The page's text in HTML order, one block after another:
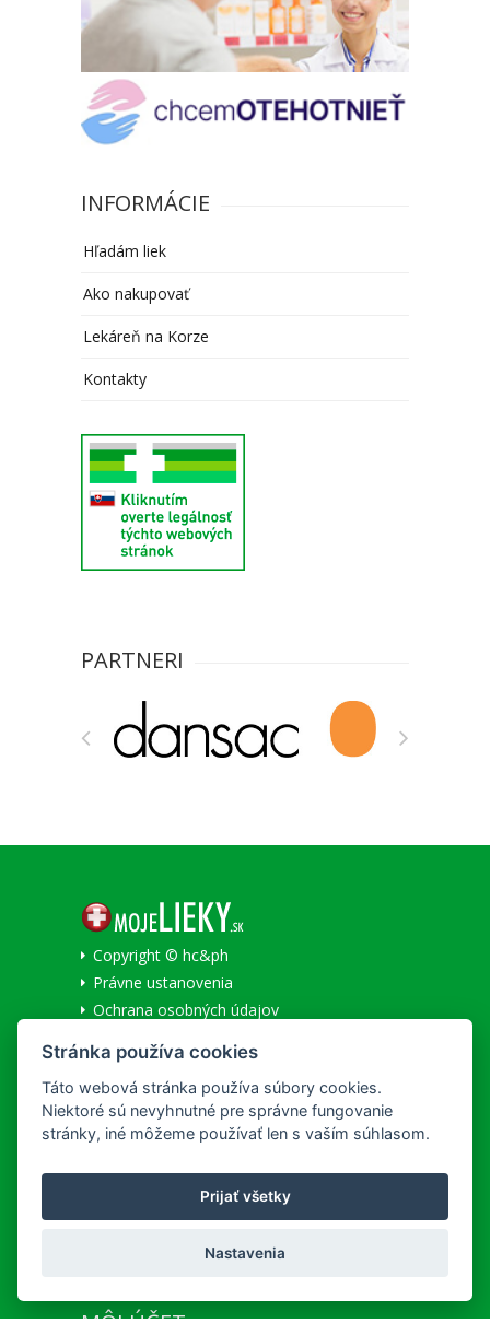
INFORMÁCIE
Hľadám liek
Ako nakupovať
Lekáreň na Korze
Kontakty
PARTNERI
Copyright © hc&ph
Právne ustanovenia
Ochrana osobných údajov
Národné centrum zdravotníckych informácií
SLUŽBY
Lekáreň na Korze
Doručenie a platba
REKLAMAČNÝ PORIADOK
Stránka používa cookies
Táto webová stránka používa súbory cookies.
Niektoré sú nevyhnutné pre správne fungovanie
stránky, iné môžeme používať len s vaším súhlasom.
Prijať všetky
Nastavenia